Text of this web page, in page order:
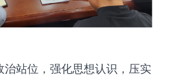
治站位，强化思想认识，压实